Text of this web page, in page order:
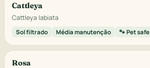
Cattleya
Cattleya labiata
Sol filtrado Média manutenção 🐾 Pet safe
Rosa